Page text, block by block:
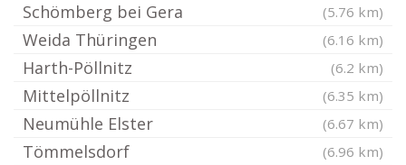
Schömberg bei Gera (5.76 km)
Weida Thüringen (6.16 km)
Harth-Pöllnitz (6.2 km)
Mittelpöllnitz (6.35 km)
Neumühle Elster (6.67 km)
Tömmelsdorf (6.96 km)